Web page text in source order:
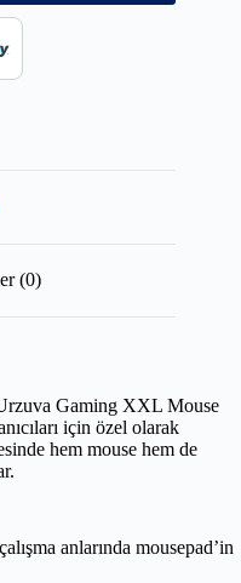
(0)
Gaming XXL Mouse
için özel olarak
hem mouse hem de
anlarında mousepad’in